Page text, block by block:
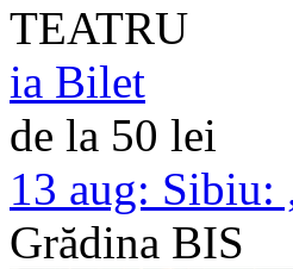
TEATRU
ia Bilet
de la 50 lei
13 aug: Sibiu:
Grădina BIS